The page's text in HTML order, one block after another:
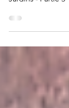
Alhambra de